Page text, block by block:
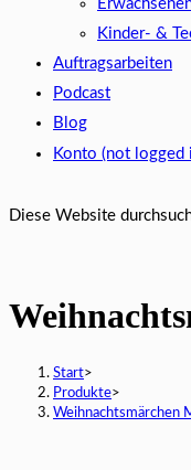
Kinder- &
Auftragsarbeiten
Podcast
Blog
Konto (not logged
Diese Website
Start>
Produkte>
Weihnachtsmärchen